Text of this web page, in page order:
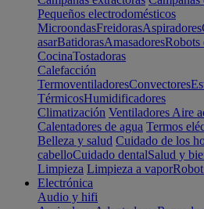
Pequeños electrodomésticos
MicroondasFreidorasAspiradores
asarBatidorasAmasadoresRobots
CocinaTostadoras
Calefacción
TermoventiladoresConvectores
TérmicosHumidificadores
Climatización Ventiladores Aire
Calentadores de agua Termos
Belleza y salud Cuidado de los
cabelloCuidado dentalSalud y
Limpieza Limpieza a vapor
Electrónica
Audio y hifi